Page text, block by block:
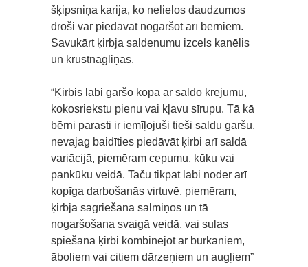
šķipsniņa karija, ko nelielos daudzumos
droši var piedāvāt nogaršot arī bērniem.
Savukārt ķirbja saldenumu izcels kanēlis
un krustnagliņas.
“Ķirbis labi garšo kopā ar saldo krējumu,
kokosriekstu pienu vai kļavu sīrupu. Tā kā
bērni parasti ir iemīļojuši tieši saldu garšu,
nevajag baidīties piedāvāt ķirbi arī saldā
variācijā, piemēram cepumu, kūku vai
pankūku veidā. Taču tikpat labi noder arī
kopīga darbošanās virtuvē, piemēram,
ķirbja sagriešana salmiņos un tā
nogaršošana svaigā veidā, vai sulas
spiešana ķirbi kombinējot ar burkāniem,
āboliem vai citiem dārzeņiem un augļiem”